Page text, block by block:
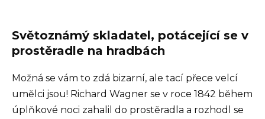
Světoznámý skladatel, potácející se v
prostěradle na hradbách
Možná se vám to zdá bizarní, ale tací přece velcí
umělci jsou! Richard Wagner se v roce 1842 během
úplňkové noci zahalil do prostěradla a rozhodl se